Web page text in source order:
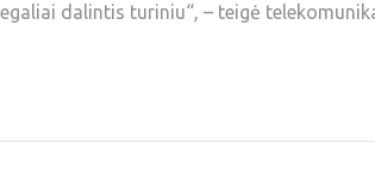
dalintis turiniu“, – teigė